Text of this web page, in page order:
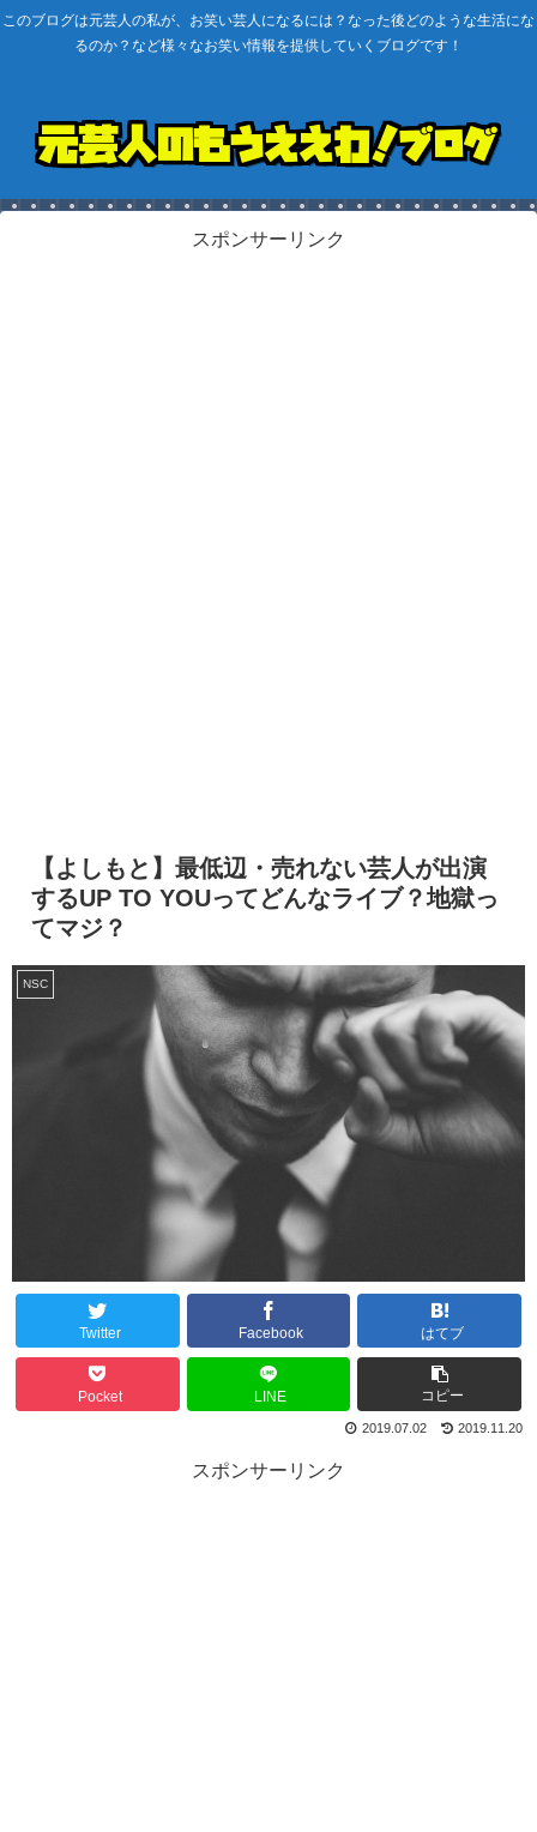
このブログは元芸人の私が、お笑い芸人になるには？なった後どのような生活にな
るのか？など様々なお笑い情報を提供していくブログです！
スポンサーリンク
【よしもと】最低辺・売れない芸人が出演
するUP TO YOUってどんなライブ？地獄っ
てマジ？
NSC
Twitter Facebook はてブ
Pocket LINE コピー
2019.11.20
2019.07.02
スポンサーリンク